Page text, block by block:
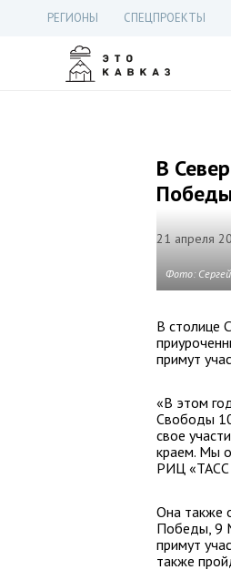
РЕГИОНЫ СПЕЦПРОЕКТЫ
В
21 апреля
Фото:
В столице
примут
«В этом
Свободы
свое
краем. Мы
РИЦ «ТАСС
Она также
Победы, 9
примут
также